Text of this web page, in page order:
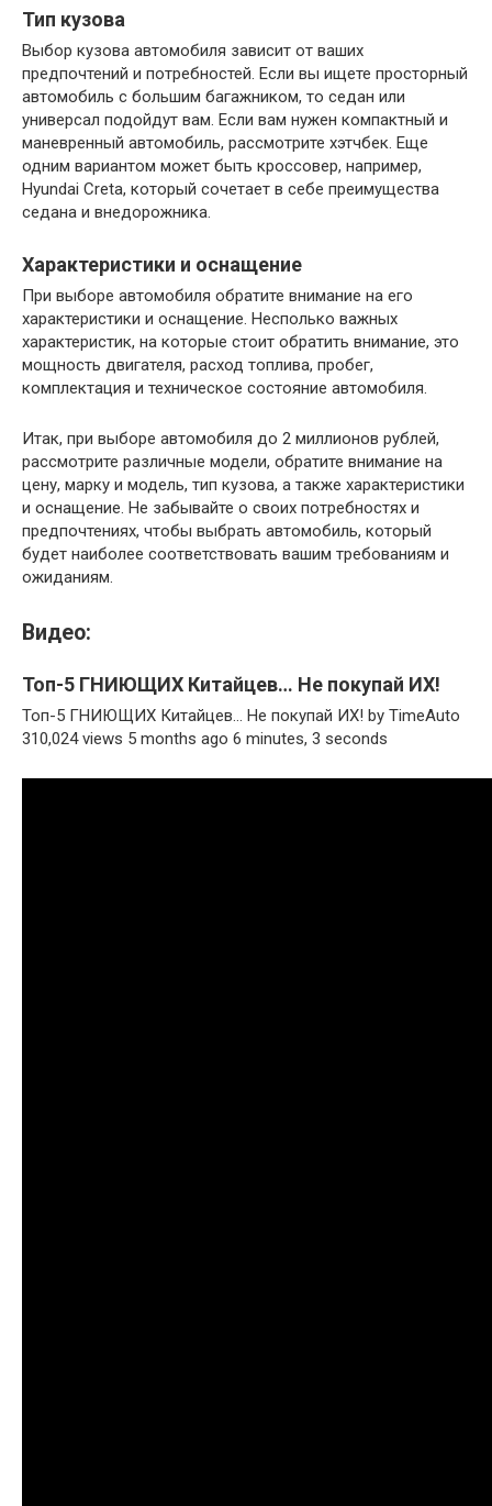
Тип кузова
Выбор кузова автомобиля зависит от ваших
предпочтений и потребностей. Если вы ищете просторный
автомобиль с большим багажником, то седан или
универсал подойдут вам. Если вам нужен компактный и
маневренный автомобиль, рассмотрите хэтчбек. Еще
одним вариантом может быть кроссовер, например,
Hyundai Creta, который сочетает в себе преимущества
седана и внедорожника.
Характеристики и оснащение
При выборе автомобиля обратите внимание на его
характеристики и оснащение. Несполько важных
характеристик, на которые стоит обратить внимание, это
мощность двигателя, расход топлива, пробег,
комплектация и техническое состояние автомобиля.
Итак, при выборе автомобиля до 2 миллионов рублей,
рассмотрите различные модели, обратите внимание на
цену, марку и модель, тип кузова, а также характеристики
и оснащение. Не забывайте о своих потребностях и
предпочтениях, чтобы выбрать автомобиль, который
будет наиболее соответствовать вашим требованиям и
ожиданиям.
Видео:
Топ-5 ГНИЮЩИХ Китайцев… Не покупай ИХ!
Топ-5 ГНИЮЩИХ Китайцев… Не покупай ИХ! by TimeAuto
310,024 views 5 months ago 6 minutes, 3 seconds